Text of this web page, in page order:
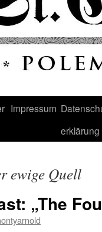
Impressum
erklärung
ewige Quell
„The